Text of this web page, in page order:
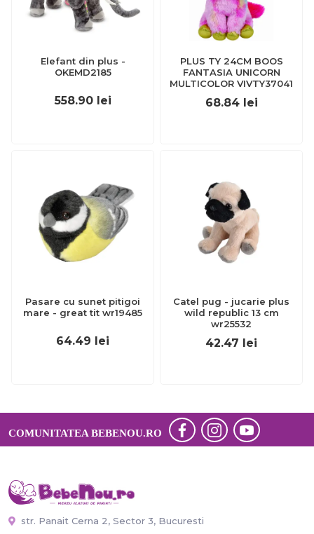
Elefant din plus -
OKEMD2185
558.90 lei
PLUS TY 24CM BOOS
FANTASIA UNICORN
MULTICOLOR VIVTY37041
68.84 lei
Pasare cu sunet pitigoi
mare - great tit wr19485
64.49 lei
Catel pug - jucarie plus
wild republic 13 cm
wr25532
42.47 lei
COMUNITATEA BEBENOU.RO
str. Panait Cerna 2, Sector 3, Bucuresti